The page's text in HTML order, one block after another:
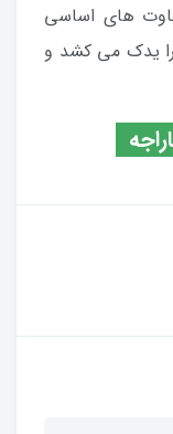
های اساسی
را یدک می کشد و